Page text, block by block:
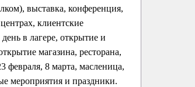
выставка, конференция,
клиентские
в лагере, открытие и
магазина, ресторана,
февраля, 8 марта, масленица,
мероприятия и праздники.